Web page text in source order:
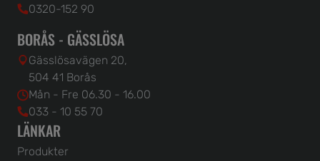
0320-152 90
BORÅS - GÄSSLÖSA
Gässlösavägen 20,
504 41 Borås
Mån - Fre 06.30 - 16.00
033 - 10 55 70
LÄNKAR
Produkter